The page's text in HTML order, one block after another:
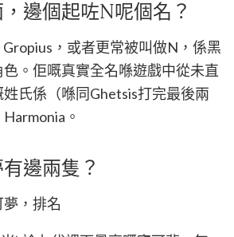
邊個起咗N呢個名？
，或者更常被叫做N，係黑
。佢嘅真實全名喺遊戲中從未直
氏係（喺同Ghetsis打完最後兩
。
邊兩隻？
，排名